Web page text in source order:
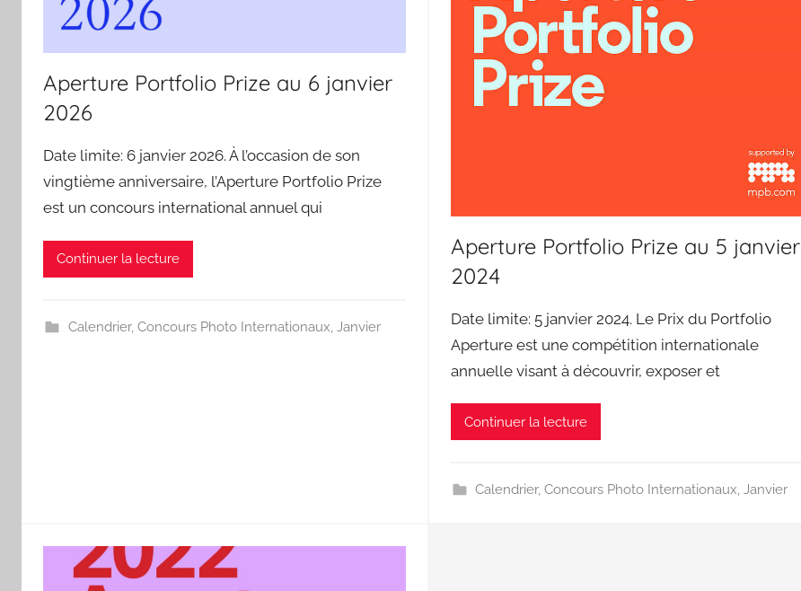
Aperture Portfolio Prize au 6 janvier
2026
Date limite: 6 janvier 2026. À l’occasion de son
vingtième anniversaire, l’Aperture Portfolio Prize
est un concours international annuel qui
Continuer la lecture
Calendrier, Concours Photo Internationaux, Janvier
Aperture Portfolio Prize au 5 janvier
2024
Date limite: 5 janvier 2024. Le Prix du Portfolio
Aperture est une compétition internationale
annuelle visant à découvrir, exposer et
Continuer la lecture
Calendrier,Concours Photo Internationaux,Janvier